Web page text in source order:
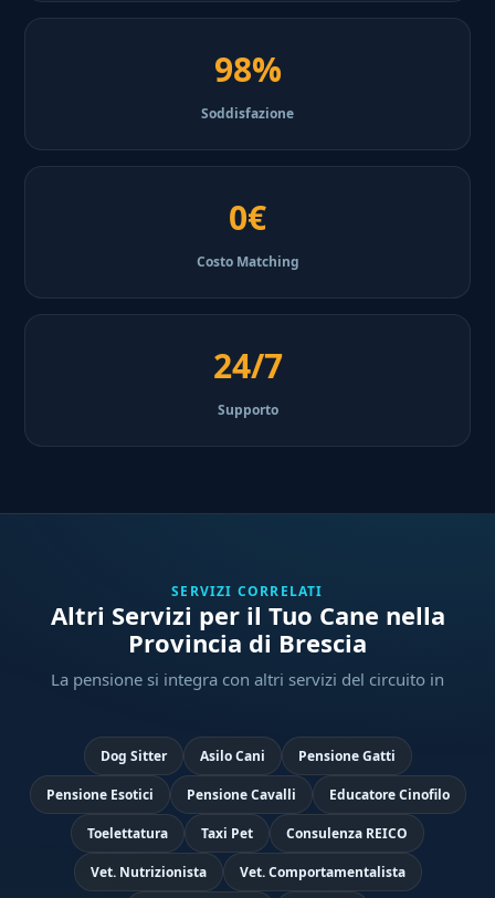
98%
Soddisfazione
0€
Costo Matching
24/7
Supporto
SERVIZI CORRELATI
Altri Servizi per il Tuo Cane nella
Provincia di Brescia
La pensione si integra con altri servizi del circuito in
Dog Sitter Asilo Cani Pensione Gatti
Pensione Esotici Pensione Cavalli Educatore Cinofilo
Toelettatura Taxi Pet Consulenza REICO
Vet. Nutrizionista Vet. Comportamentalista